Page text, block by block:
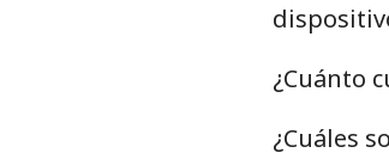
¿Cuánto
¿Cuáles